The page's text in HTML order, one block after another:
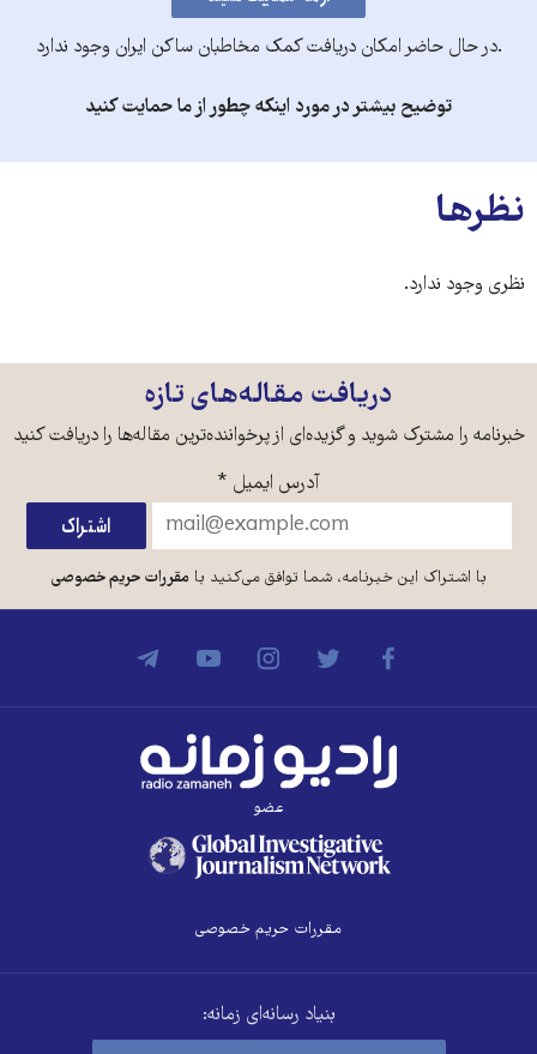
.در حال حاضر امکان دریافت کمک مخاطبان ساکن ایران وجود ندارد
توضیح بیشتر در مورد اینکه چطور از ما حمایت کنید
نظرها
نظری وجود ندارد.
دریافت مقاله‌های تازه
خبرنامه را مشترک شوید و گزیده‌ای از پرخواننده‌ترین مقاله‌ها را دریافت کنید
آدرس ایمیل *
با اشتراک این خبرنامه، شما توافق می‌کنید بامقررات حریم خصوصی
عضو
مقررات حریم خصوصی
بنیاد رسانه‌ای زمانه: